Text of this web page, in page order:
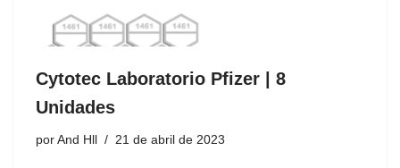
Cytotec Laboratorio Pfizer | 8
Unidades
por And Hll 21 de abril de 2023